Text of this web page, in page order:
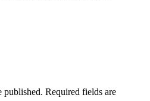
Required fields are